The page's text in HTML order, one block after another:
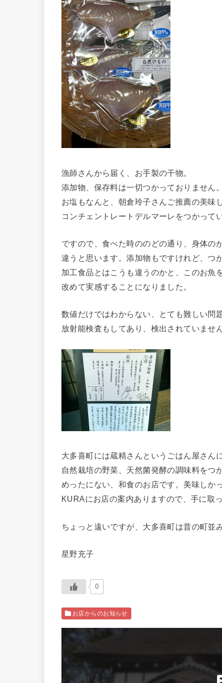
漁師さんから届く、お手製の干物。
添加物、保存料は一切つかっておりません。
お塩もなんと、朝倉玲子さんご推薦の美味
コンチェントレートデルマーレをつかって
ですので、食べた時ののどの通り、身体の
違うと思います。添加物もですけれど、つ
加工食品とはこうも違うのかと、このお魚
改めて実感することになりました。
数値だけではわからない、とても難しい問
放射能検査もしてあり、検出されていません
大多喜町には蔵精さんというごはん屋さん
自然栽培の野菜、天然菌発酵の調味料をつ
めったにない、和食のお店です。美味しか
KURAにお店の案内ありますので、手に取
ちょっと遠いですが、大多喜町は昔の町並
星野充子
0
お店からのお知らせ